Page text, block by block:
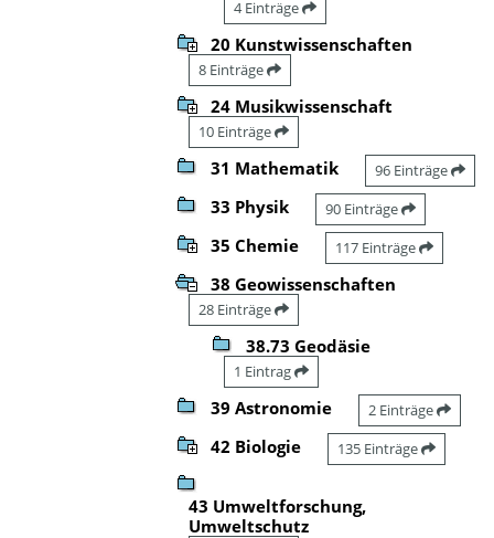
4 Einträge
20 Kunstwissenschaften
8 Einträge
24 Musikwissenschaft
10 Einträge
31 Mathematik 96 Einträge
33 Physik 90 Einträge
35 Chemie 117 Einträge
38 Geowissenschaften
28 Einträge
38.73 Geodäsie
1 Eintrag
39 Astronomie 2 Einträge
42 Biologie 135 Einträge
43 Umweltforschung,
Umweltschutz